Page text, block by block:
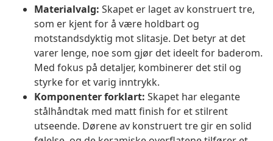
Materialvalg: Skapet er laget av konstruert tre,
som er kjent for å være holdbart og
motstandsdyktig mot slitasje. Det betyr at det
varer lenge, noe som gjør det ideelt for baderom.
Med fokus på detaljer, kombinerer det stil og
styrke for et varig inntrykk.
Komponenter forklart: Skapet har elegante
stålhåndtak med matt finish for et stilrent
utseende. Dørene av konstruert tre gir en solid